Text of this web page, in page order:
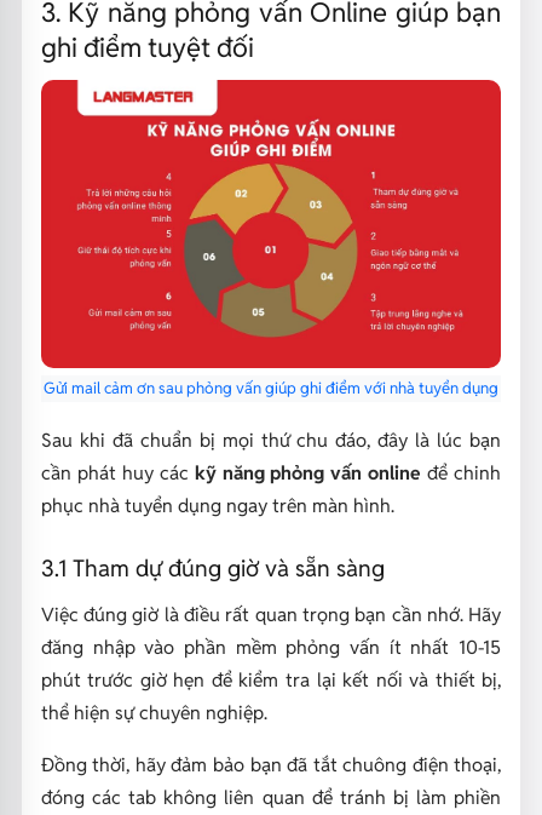
3. Kỹ năng phỏng vấn Online giúp bạn
ghi điểm tuyệt đối
Gửi mail cảm ơn sau phỏng vấn giúp ghi điểm với nhà tuyển dụng
Sau khi đã chuẩn bị mọi thứ chu đáo, đây là lúc bạn
cần phát huy các kỹ năng phỏng vấn online để chinh
phục nhà tuyển dụng ngay trên màn hình.
3.1 Tham dự đúng giờ và sẵn sàng
Việc đúng giờ là điều rất quan trọng bạn cần nhớ. Hãy
đăng nhập vào phần mềm phỏng vấn ít nhất 10-15
phút trước giờ hẹn để kiểm tra lại kết nối và thiết bị,
thể hiện sự chuyên nghiệp.
Đồng thời, hãy đảm bảo bạn đã tắt chuông điện thoại,
đóng các tab không liên quan để tránh bị làm phiền